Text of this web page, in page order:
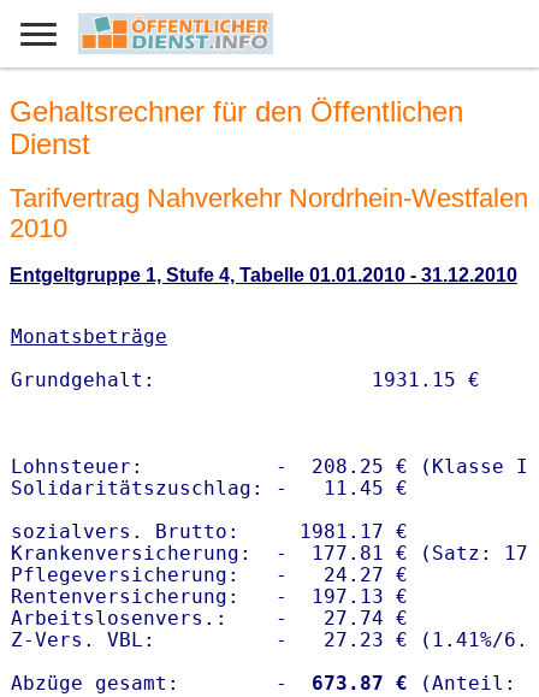
Gehaltsrechner für den Öffentlichen
Dienst
Tarifvertrag Nahverkehr Nordrhein-Westfalen
2010
Entgeltgruppe 1, Stufe 4, Tabelle 01.01.2010 - 31.12.2010
Monatsbeträge
Lohnsteuer:           -  208.25 € (Klasse I)
Solidaritätszuschlag: -   11.45 €
sozialvers. Brutto:     1981.17 €
Krankenversicherung:  -  177.81 € (Satz:
Pflegeversicherung:   -   24.27 €
Rentenversicherung:   -  197.13 €
Arbeitslosenvers.:    -   27.74 €
Z-Vers. VBL:          -   27.23 € ( 1.41%/
Abzüge gesamt:        -
  673.87 €